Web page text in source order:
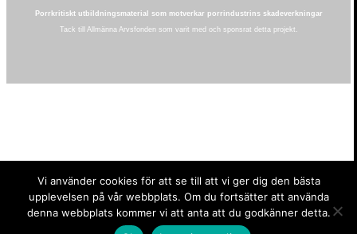
Porrkritiskt utbildningsmaterial som motverkar porrindustrins skadeverkningar
Tack till Allmänna Arvsfonden som varit med och sponsrat detta projekt.
Vi använder cookies för att se till att vi ger dig den bästa
upplevelsen på vår webbplats. Om du fortsätter att använda
denna webbplats kommer vi att anta att du godkänner detta.